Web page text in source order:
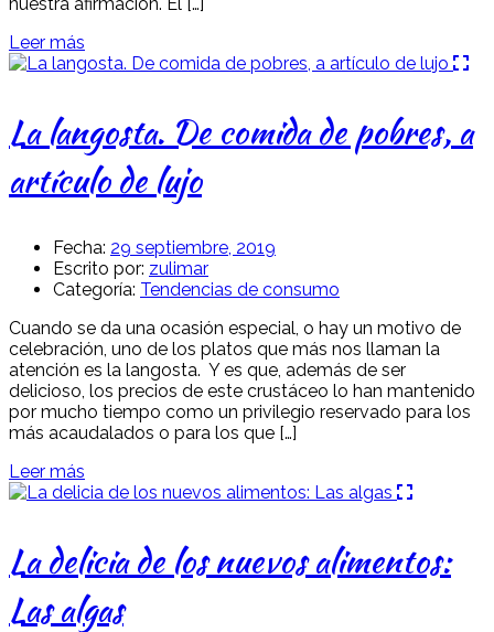
Leer más
La langosta. De comida de pobres, a
artículo de lujo
Fecha: 29 septiembre, 2019
Escrito por: zulimar
Categoría: Tendencias de consumo
Cuando se da una ocasión especial, o hay un motivo de
celebración, uno de los platos que más nos llaman la
atención es la langosta. Y es que, además de ser
delicioso, los precios de este crustáceo lo han mantenido
por mucho tiempo como un privilegio reservado para los
más acaudalados o para los que […]
Leer más
La delicia de los nuevos alimentos:
Las algas